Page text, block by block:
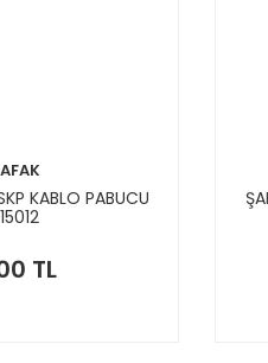
KABLO PABUCU
TL